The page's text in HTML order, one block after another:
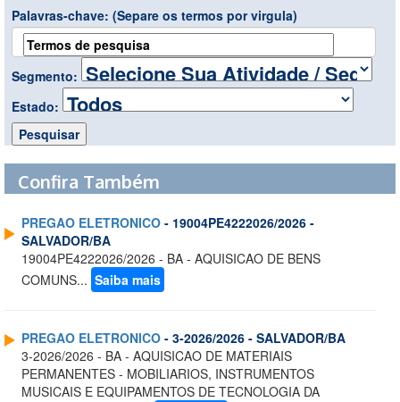
Palavras-chave: (Separe os termos por virgula)
Segmento:
Estado:
Confira Também
PREGAO ELETRONICO - 19004PE4222026/2026 -
SALVADOR/BA
19004PE4222026/2026 - BA - AQUISICAO DE BENS
COMUNS... Saiba mais
PREGAO ELETRONICO - 3-2026/2026 - SALVADOR/BA
3-2026/2026 - BA - AQUISICAO DE MATERIAIS
PERMANENTES - MOBILIARIOS, INSTRUMENTOS
MUSICAIS E EQUIPAMENTOS DE TECNOLOGIA DA